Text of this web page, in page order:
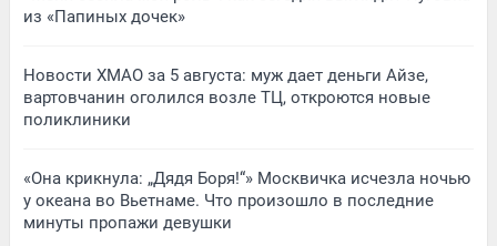
из «Папиных дочек»
Новости ХМАО за 5 августа: муж дает деньги Айзе,
вартовчанин оголился возле ТЦ, откроются новые
поликлиники
«Она крикнула: „Дядя Боря!“» Москвичка исчезла ночью
у океана во Вьетнаме. Что произошло в последние
минуты пропажи девушки